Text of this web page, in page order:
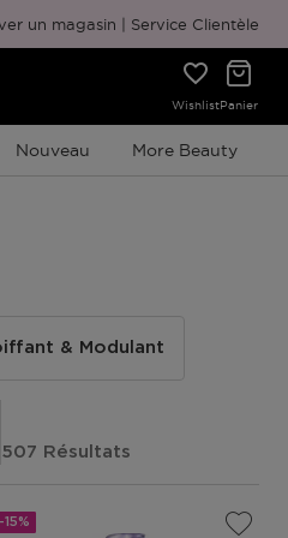
gratuit
un magasin Service Clientèle
WishlistPanier
Nouveau More Beauty
& Modulant
507 Résultats
-15%